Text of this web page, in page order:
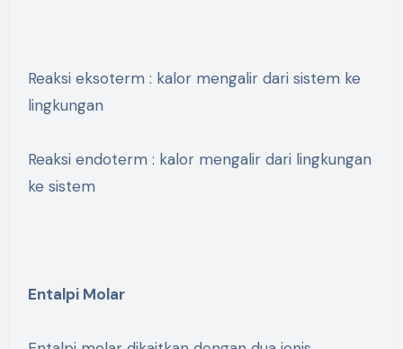
Reaksi eksoterm : kalor mengalir dari sistem ke
lingkungan
Reaksi endoterm : kalor mengalir dari lingkungan
ke sistem
Entalpi Molar